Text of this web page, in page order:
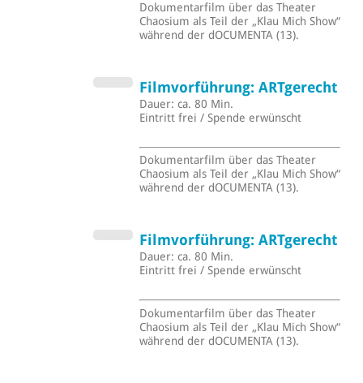
Dokumentarfilm über das Theater
Chaosium als Teil der „Klau Mich Show“
während der dOCUMENTA (13).
Filmvorführung: ARTgerecht
Dauer: ca. 80 Min.
Eintritt frei / Spende erwünscht
Dokumentarfilm über das Theater
Chaosium als Teil der „Klau Mich Show“
während der dOCUMENTA (13).
Filmvorführung: ARTgerecht
Dauer: ca. 80 Min.
Eintritt frei / Spende erwünscht
Dokumentarfilm über das Theater
Chaosium als Teil der „Klau Mich Show“
während der dOCUMENTA (13).